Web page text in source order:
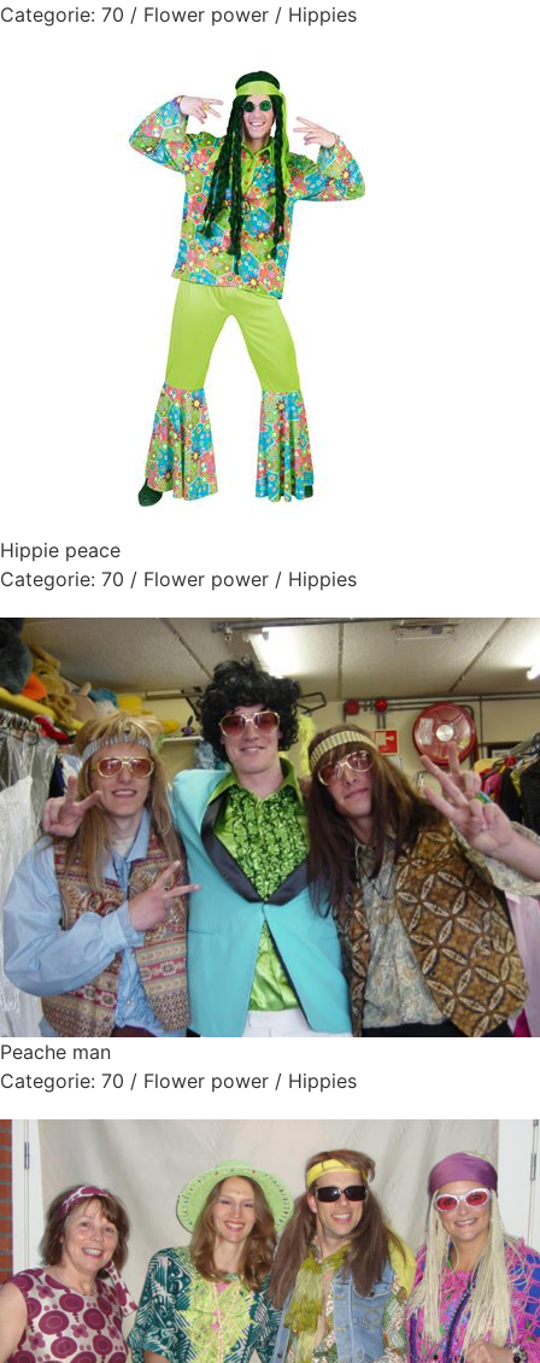
Categorie: 70 / Flower power / Hippies
Hippie peace
Categorie: 70 / Flower power / Hippies
Peache man
Categorie: 70 / Flower power / Hippies